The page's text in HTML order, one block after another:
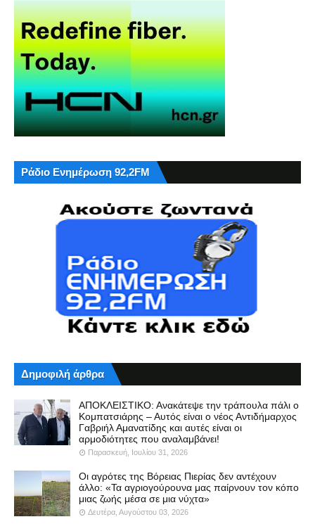
Ράδιο Ενημέρωση 92,2FM
Δημοφιλή άρθρα
ΑΠΟΚΛΕΙΣΤΙΚΟ: Ανακάτεψε την τράπουλα πάλι ο
Κομπατσιάρης – Αυτός είναι ο νέος Αντιδήμαρχος
Γαβριήλ Αμανατίδης και αυτές είναι οι
αρμοδιότητες που αναλαμβάνει!
Παρασκευή, Ιουλίου 31, 2026
Οι αγρότες της Βόρειας Πιερίας δεν αντέχουν
άλλο: «Τα αγριογούρουνα μας παίρνουν τον κόπο
μιας ζωής μέσα σε μια νύχτα»
Δευτέρα, Αυγούστου 03, 2026